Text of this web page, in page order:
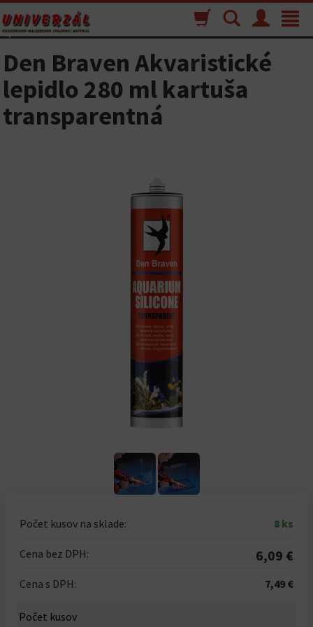
Toggle
Menu
Vyhľadávanie
Nákupný
košík
Den Braven Akvaristické
lepidlo 280 ml kartuša
transparentná
Počet kusov na sklade: 8 ks
Cena bez DPH: 6,09 €
Cena s DPH: 7,49 €
Počet kusov